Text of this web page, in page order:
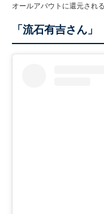
オールアバウトに還元され
「流石有吉さん」